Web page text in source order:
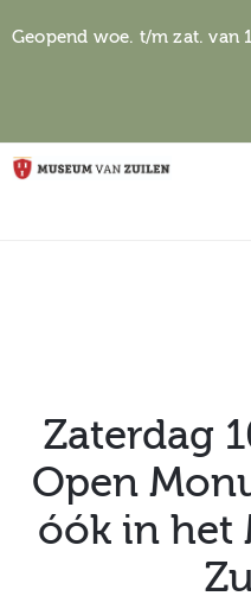
Geopend woe. t/m zat. van
Home
Over het
museum
Zaterdag
Open
óók in het
Algemene